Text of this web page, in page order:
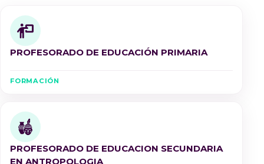
PROFESORADO DE EDUCACIÓN PRIMARIA
FORMACIÓN
PROFESORADO DE EDUCACION SECUNDARIA
EN ANTROPOLOGIA